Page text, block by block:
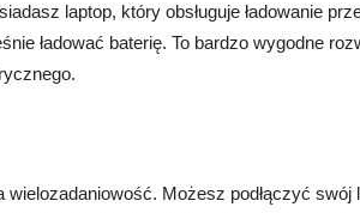
laptop, który obsługuje ładowanie
ładować baterię. To bardzo wygodne
Możesz podłączyć swój